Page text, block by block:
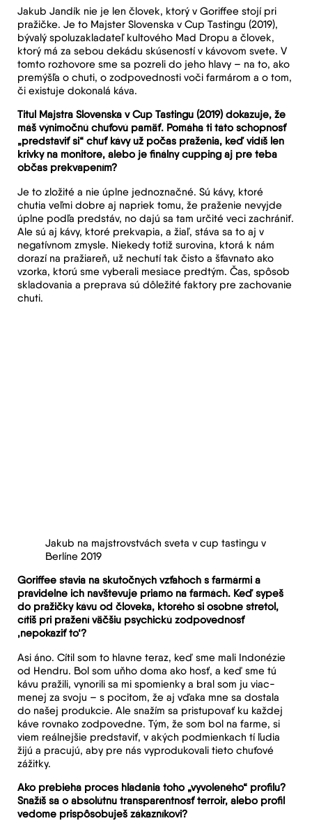
Jakub Jandík nie je len človek, ktorý v Goriffee stojí pri
pražičke. Je to Majster Slovenska v Cup Tastingu (2019),
bývalý spoluzakladateľ kultového Mad Dropu a človek,
ktorý má za sebou dekádu skúseností v kávovom svete. V
tomto rozhovore sme sa pozreli do jeho hlavy – na to, ako
premýšľa o chuti, o zodpovednosti voči farmárom a o tom,
či existuje dokonalá káva.
Titul Majstra Slovenska v Cup Tastingu (2019) dokazuje, že
máš výnimočnú chuťovú pamäť. Pomáha ti táto schopnosť
„predstaviť si“ chuť kávy už počas praženia, keď vidíš len
krivky na monitore, alebo je finálny cupping aj pre teba
občas prekvapením?
Je to zložité a nie úplne jednoznačné. Sú kávy, ktoré
chutia veľmi dobre aj napriek tomu, že praženie nevyjde
úplne podľa predstáv, no dajú sa tam určité veci zachrániť.
Ale sú aj kávy, ktoré prekvapia, a žiaľ, stáva sa to aj v
negatívnom zmysle. Niekedy totiž surovina, ktorá k nám
dorazí na pražiareň, už nechutí tak čisto a šťavnato ako
vzorka, ktorú sme vyberali mesiace predtým. Čas, spôsob
skladovania a preprava sú dôležité faktory pre zachovanie
chuti.
Jakub na majstrovstvách sveta v cup tastingu v
Berlíne 2019
Goriffee stavia na skutočných vzťahoch s farmármi a
pravidelne ich navštevuje priamo na farmách. Keď sypeš
do pražičky kávu od človeka, ktorého si osobne stretol,
cítiš pri pražení väčšiu psychickú zodpovednosť
‚nepokaziť to‘?
Asi áno. Cítil som to hlavne teraz, keď sme mali Indonézie
od Hendru. Bol som uňho doma ako hosť, a keď sme tú
kávu pražili, vynorili sa mi spomienky a bral som ju viac-
menej za svoju – s pocitom, že aj vďaka mne sa dostala
do našej produkcie. Ale snažím sa pristupovať ku každej
káve rovnako zodpovedne. Tým, že som bol na farme, si
viem reálnejšie predstaviť, v akých podmienkach tí ľudia
žijú a pracujú, aby pre nás vyprodukovali tieto chuťové
zážitky.
Ako prebieha proces hľadania toho „vyvoleného“ profilu?
Snažíš sa o absolútnu transparentnosť terroir, alebo profil
vedome prispôsobuješ zákazníkovi?